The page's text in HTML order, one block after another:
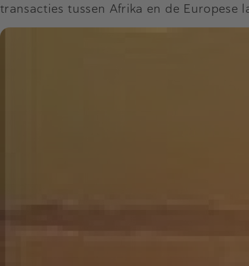
transacties tussen Afrika en de Europese